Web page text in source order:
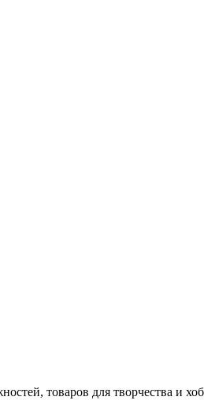
товаров для творчества и